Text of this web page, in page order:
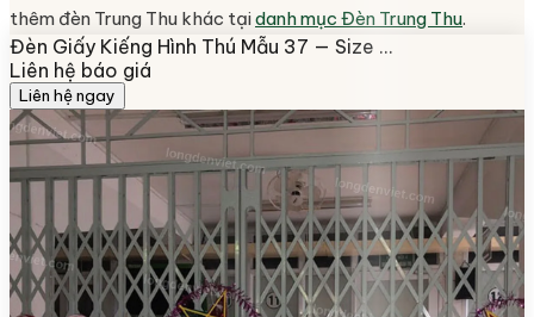
thêm đèn Trung Thu khác tạidanh mục Đèn Trung Thu.
Đèn Giấy Kiếng Hình Thú Mẫu 37 — Size …
Liên hệ báo giá
Liên hệ ngay